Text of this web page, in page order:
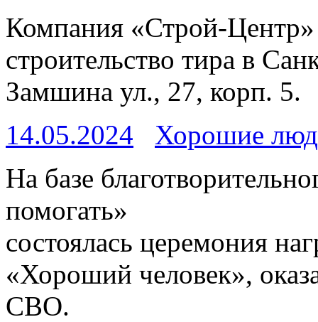
Компания «Строй-Центр»
строительство тира в
Замшина ул., 27, корп. 5.
14.05.2024
Хорошие
На базе
помогать»
состоялась церемония
«Хороший человек»,
СВО.